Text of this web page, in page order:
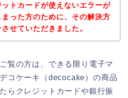
ットカードが使えないエラーが
った方のために、その解決方
せていただきました。
覧の方は、できる限り電子マ
コケーキ（decocake）の商品
らクレジットカードや銀行振